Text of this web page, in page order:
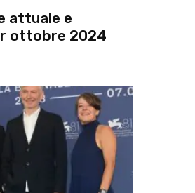
attuale e
ottobre 2024